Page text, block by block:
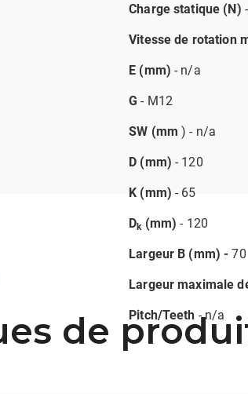
Charge statique (N)
Vitesse de rotation
E (mm) - n/a
G - M12
SW (mm ) - n/a
D (mm)- 120
K (mm) - 65
Dk (mm) - 120
Largeur B (mm) -70
Largeur maximale
Pitch/Teeth - n/a
de